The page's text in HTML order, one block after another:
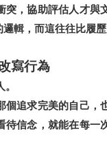
突，協助評估人才與
輯，而這往往比履
寫行為
。
個追求完美的自己，
待信念，就能在每一